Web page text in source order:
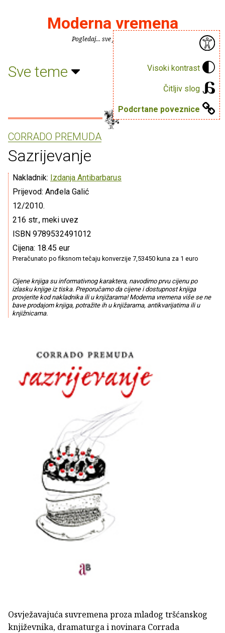
Visoki kontrast
Čitljiv slog
Podcrtane poveznice
Moderna vremena
Pogledaj... sve je puno knjiga.
Sve teme
CORRADO PREMUDA
Sazrijevanje
Nakladnik: Izdanja Antibarbarus
Prijevod: Anđela Galić
12/2010.
216 str., meki uvez
ISBN 9789532491012
Cijena: 18.45 eur
Preračunato po fiksnom tečaju konverzije 7,53450 kuna za 1 euro
Cijene knjiga su informativnog karaktera, navodimo prvu cijenu po
izlasku knjige iz tiska. Preporučamo da cijene i dostupnost knjiga
provjerite kod nakladnika ili u knjižarama! Moderna vremena više se ne
bave prodajom knjiga, potražite ih u knjižarama, antikvarijatima ili u
knjižnicama.
Osvježavajuća suvremena proza mladog tršćanskog
književnika, dramaturga i novinara Corrada